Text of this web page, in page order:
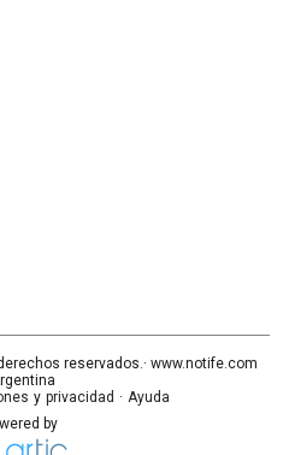
reservados.· www.notife.com
y privacidad · Ayuda
by